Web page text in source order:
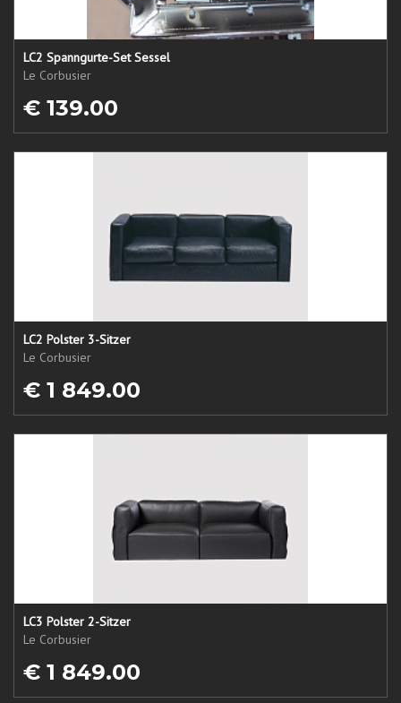
LC2 Spanngurte-Set Sessel
Le Corbusier
€ 139.00
LC2 Polster 3-Sitzer
Le Corbusier
€ 1 849.00
LC3 Polster 2-Sitzer
Le Corbusier
€ 1 849.00